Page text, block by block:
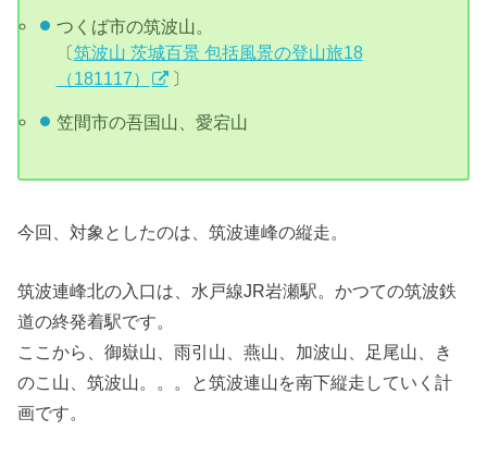
つくば市の筑波山。
〔筑波山 茨城百景 包括風景の登山旅18
（181117）
〕
笠間市の吾国山、愛宕山
今回、対象としたのは、筑波連峰の縦走。
筑波連峰北の入口は、水戸線JR岩瀬駅。かつての筑波鉄
道の終発着駅です。
ここから、御嶽山、雨引山、燕山、加波山、足尾山、き
のこ山、筑波山。。。と筑波連山を南下縦走していく計
画です。